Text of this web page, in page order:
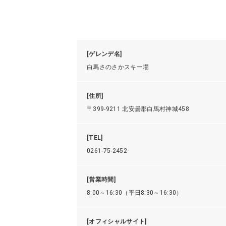
[ゲレンデ名]
白馬さのさかスキー場
[住所]
〒399-9211 北安曇郡白馬村神城458
[TEL]
0261-75-2452
[営業時間]
8:00～16:30（平日8:30～16:30）
[オフィシャルサイト]